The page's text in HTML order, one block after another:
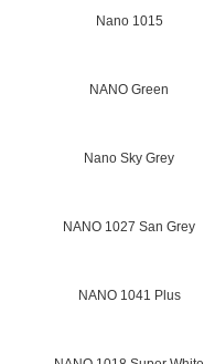
Nano 1015
NANO Green
Nano Sky Grey
NANO 1027 San Grey
NANO 1041 Plus